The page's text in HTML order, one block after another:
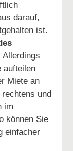
darauf,
ist.
Allerdings
aufteilen
Miete an
und
im
können Sie
einfacher